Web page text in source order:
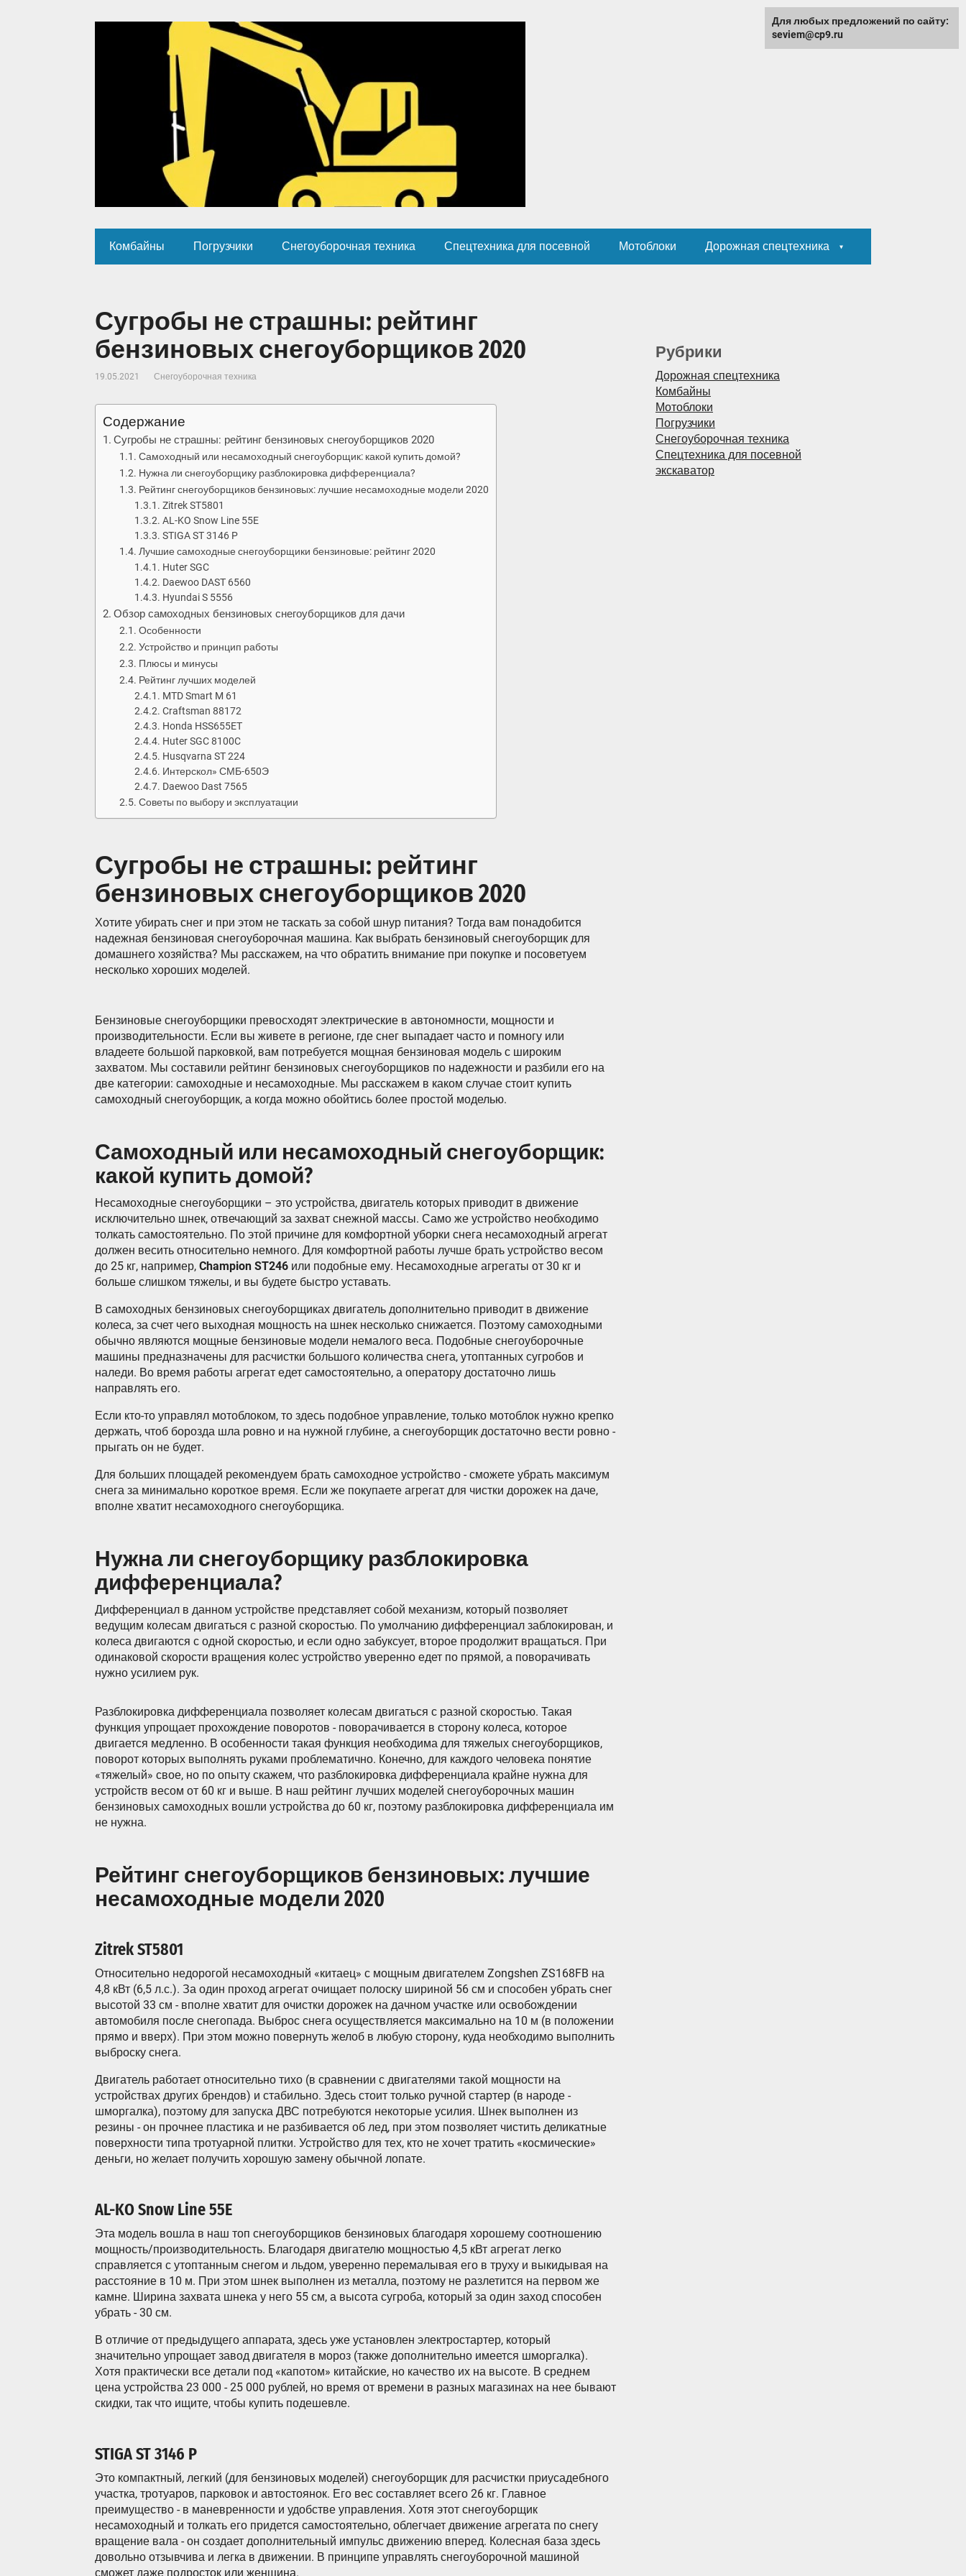
Комбайны Погрузчики Снегоуборочная техника Спецтехника для посевной Мотоблоки Дорожная спецтехника
Сугробы не страшны: рейтинг
бензиновых снегоуборщиков 2020
19.05.2021 Снегоуборочная техника
Содержание
Сугробы не страшны: рейтинг бензиновых снегоуборщиков 2020
Самоходный или несамоходный снегоуборщик: какой купить домой?
Нужна ли снегоуборщику разблокировка дифференциала?
Рейтинг снегоуборщиков бензиновых: лучшие несамоходные модели 2020
Zitrek ST5801
AL-KO Snow Line 55E
STIGA ST 3146 P
Лучшие самоходные снегоуборщики бензиновые: рейтинг 2020
Huter SGC
Daewoo DAST 6560
Hyundai S 5556
Обзор самоходных бензиновых снегоуборщиков для дачи
Особенности
Устройство и принцип работы
Плюсы и минусы
Рейтинг лучших моделей
MTD Smart M 61
Craftsman 88172
Honda HSS655ET
Huter SGC 8100C
Husqvarna ST 224
Интерскол» СМБ-650Э
Daewoo Dast 7565
Советы по выбору и эксплуатации
Сугробы не страшны: рейтинг
бензиновых снегоуборщиков 2020
Хотите убирать снег и при этом не таскать за собой шнур питания? Тогда вам понадобится
надежная бензиновая снегоуборочная машина. Как выбрать бензиновый снегоуборщик для
домашнего хозяйства? Мы расскажем, на что обратить внимание при покупке и посоветуем
несколько хороших моделей.
Бензиновые снегоуборщики превосходят электрические в автономности, мощности и
производительности. Если вы живете в регионе, где снег выпадает часто и помногу или
владеете большой парковкой, вам потребуется мощная бензиновая модель с широким
захватом. Мы составили рейтинг бензиновых снегоуборщиков по надежности и разбили его на
две категории: самоходные и несамоходные. Мы расскажем в каком случае стоит купить
самоходный снегоуборщик, а когда можно обойтись более простой моделью.
Самоходный или несамоходный снегоуборщик:
какой купить домой?
Несамоходные снегоуборщики – это устройства, двигатель которых приводит в движение
исключительно шнек, отвечающий за захват снежной массы. Само же устройство необходимо
толкать самостоятельно. По этой причине для комфортной уборки снега несамоходный агрегат
должен весить относительно немного. Для комфортной работы лучше брать устройство весом
до 25 кг, например, Champion ST246 или подобные ему. Несамоходные агрегаты от 30 кг и
больше слишком тяжелы, и вы будете быстро уставать.
В самоходных бензиновых снегоуборщиках двигатель дополнительно приводит в движение
колеса, за счет чего выходная мощность на шнек несколько снижается. Поэтому самоходными
обычно являются мощные бензиновые модели немалого веса. Подобные снегоуборочные
машины предназначены для расчистки большого количества снега, утоптанных сугробов и
наледи. Во время работы агрегат едет самостоятельно, а оператору достаточно лишь
направлять его.
Если кто-то управлял мотоблоком, то здесь подобное управление, только мотоблок нужно крепко
держать, чтоб борозда шла ровно и на нужной глубине, а снегоуборщик достаточно вести ровно -
прыгать он не будет.
Для больших площадей рекомендуем брать самоходное устройство - сможете убрать максимум
снега за минимально короткое время. Если же покупаете агрегат для чистки дорожек на даче,
вполне хватит несамоходного снегоуборщика.
Нужна ли снегоуборщику разблокировка
дифференциала?
Дифференциал в данном устройстве представляет собой механизм, который позволяет
ведущим колесам двигаться с разной скоростью. По умолчанию дифференциал заблокирован, и
колеса двигаются с одной скоростью, и если одно забуксует, второе продолжит вращаться. При
одинаковой скорости вращения колес устройство уверенно едет по прямой, а поворачивать
нужно усилием рук.
Разблокировка дифференциала позволяет колесам двигаться с разной скоростью. Такая
функция упрощает прохождение поворотов - поворачивается в сторону колеса, которое
двигается медленно. В особенности такая функция необходима для тяжелых снегоуборщиков,
поворот которых выполнять руками проблематично. Конечно, для каждого человека понятие
«тяжелый» свое, но по опыту скажем, что разблокировка дифференциала крайне нужна для
устройств весом от 60 кг и выше. В наш рейтинг лучших моделей снегоуборочных машин
бензиновых самоходных вошли устройства до 60 кг, поэтому разблокировка дифференциала им
не нужна.
Рейтинг снегоуборщиков бензиновых: лучшие
несамоходные модели 2020
Zitrek ST5801
Относительно недорогой несамоходный «китаец» с мощным двигателем Zongshen ZS168FB на
4,8 кВт (6,5 л.с.). За один проход агрегат очищает полоску шириной 56 см и способен убрать снег
высотой 33 см - вполне хватит для очистки дорожек на дачном участке или освобождении
автомобиля после снегопада. Выброс снега осуществляется максимально на 10 м (в положении
прямо и вверх). При этом можно повернуть желоб в любую сторону, куда необходимо выполнить
выброску снега.
Двигатель работает относительно тихо (в сравнении с двигателями такой мощности на
устройствах других брендов) и стабильно. Здесь стоит только ручной стартер (в народе -
шморгалка), поэтому для запуска ДВС потребуются некоторые усилия. Шнек выполнен из
резины - он прочнее пластика и не разбивается об лед, при этом позволяет чистить деликатные
поверхности типа тротуарной плитки. Устройство для тех, кто не хочет тратить «космические»
деньги, но желает получить хорошую замену обычной лопате.
AL-KO Snow Line 55E
Эта модель вошла в наш топ снегоуборщиков бензиновых благодаря хорошему соотношению
мощность/производительность. Благодаря двигателю мощностью 4,5 кВт агрегат легко
справляется с утоптанным снегом и льдом, уверенно перемалывая его в труху и выкидывая на
расстояние в 10 м. При этом шнек выполнен из металла, поэтому не разлетится на первом же
камне. Ширина захвата шнека у него 55 см, а высота сугроба, который за один заход способен
убрать - 30 см.
В отличие от предыдущего аппарата, здесь уже установлен электростартер, который
значительно упрощает завод двигателя в мороз (также дополнительно имеется шморгалка).
Хотя практически все детали под «капотом» китайские, но качество их на высоте. В среднем
цена устройства 23 000 - 25 000 рублей, но время от времени в разных магазинах на нее бывают
скидки, так что ищите, чтобы купить подешевле.
STIGA ST 3146 P
Это компактный, легкий (для бензиновых моделей) снегоуборщик для расчистки приусадебного
участка, тротуаров, парковок и автостоянок. Его вес составляет всего 26 кг. Главное
преимущество - в маневренности и удобстве управления. Хотя этот снегоуборщик
несамоходный и толкать его придется самостоятельно, облегчает движение агрегата по снегу
вращение вала - он создает дополнительный импульс движению вперед. Колесная база здесь
довольно отзывчива и легка в движении. В принципе управлять снегоуборочной машиной
сможет даже подросток или женщина.
Рубрики
Дорожная спецтехника
Комбайны
Мотоблоки
Погрузчики
Снегоуборочная техника
Спецтехника для посевной
экскаватор
Для любых предложений по сайту:
seviem@cp9.ru